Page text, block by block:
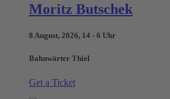
Moritz Butschek
8 August, 2026, 14 - 6 Uhr
Bahnwärter Thiel
Get a Ticket